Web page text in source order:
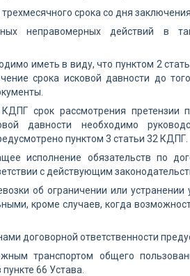
срока со дня
неправомерных действий в
иметь в виду, что пунктом 2
срока исковой давности до
срок рассмотрения претензии
давности необходимо
пунктом 3 статьи 32 КДПГ.
исполнение обязательств по
с действующим
об ограничении или
кроме случаев, когда
договорной ответственности
транспортом общего
66 Устава.